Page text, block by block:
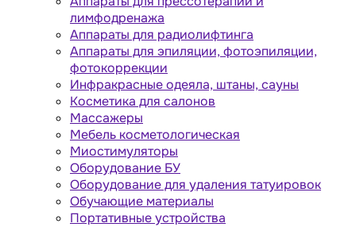
лимфодренажа
Аппараты для радиолифтинга
Аппараты для эпиляции, фотоэпиляции,
фотокоррекции
Инфракрасные одеяла, штаны, сауны
Косметика для салонов
Массажеры
Мебель косметологическая
Миостимуляторы
Оборудование БУ
Оборудование для удаления татуировок
Обучающие материалы
Портативные устройства